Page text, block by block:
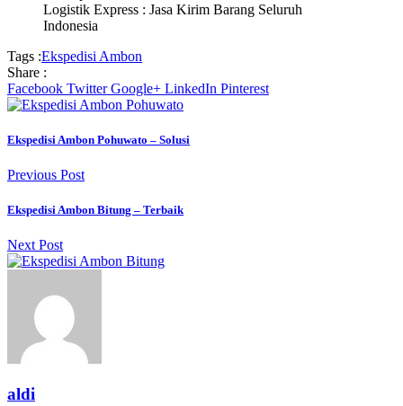
Logistik Express : Jasa Kirim Barang Seluruh
Indonesia
Tags :Ekspedisi Ambon
Share :
Facebook Twitter Google+ LinkedIn Pinterest
Ekspedisi Ambon Pohuwato – Solusi
Previous Post
Ekspedisi Ambon Bitung – Terbaik
Next Post
aldi